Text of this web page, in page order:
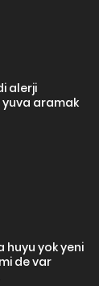
alerji
yuva aramak
huyu yok yeni
de var